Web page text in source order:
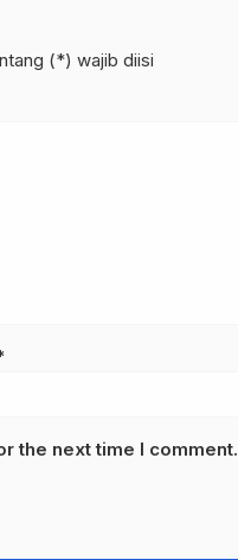
(*) wajib diisi
the next time I comment.